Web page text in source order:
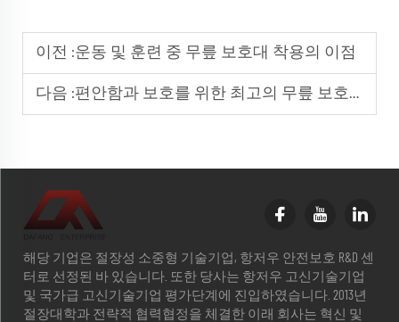
이전 :운동 및 훈련 중 무릎 보호대 착용의 이점
다음 :편안함과 보호를 위한 최고의 무릎 보호대 선택 방법
해당 기업은 절장성 소중형 기술기업, 항저우 안전보호 R&D 센
터로 선정된 바 있습니다. 또한 당사는 항저우 고신기술기업
및 국가급 고신기술기업 평가단계에 진입하였습니다. 2013년
절장대학과 전략적 협력협정을 체결한 이래 회사는 혁신 및